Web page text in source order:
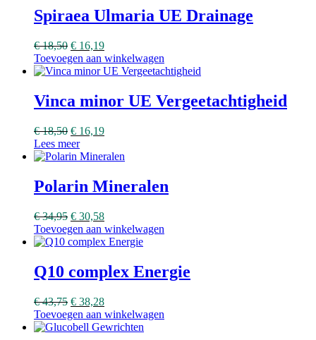
Spiraea Ulmaria UE Drainage
€18,50 € 16,19
Toevoegen aan winkelwagen
Vinca minor UE Vergeetachtigheid
€18,50 € 16,19
Lees meer
Polarin Mineralen
€34,95 € 30,58
Toevoegen aan winkelwagen
Q10 complex Energie
€43,75 € 38,28
Toevoegen aan winkelwagen